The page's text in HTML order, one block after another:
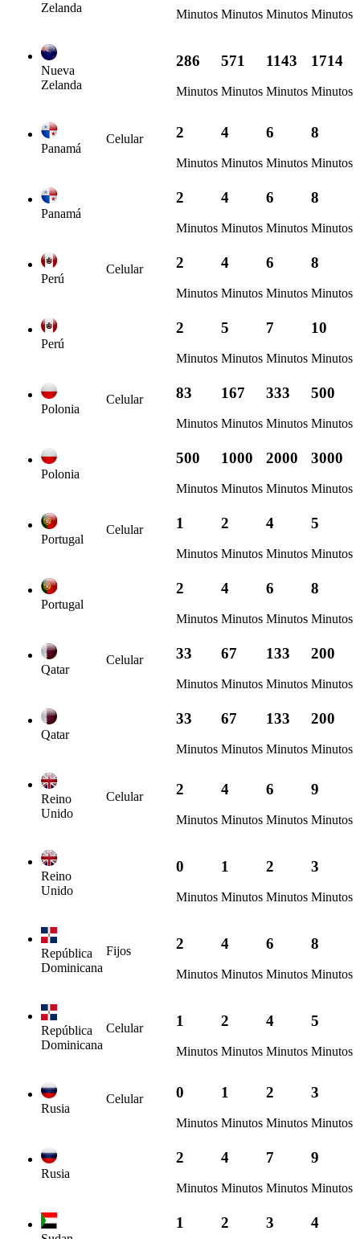
Zelanda
Minutos Minutos Minutos Minutos
Nueva
Zelanda
286
Minutos
571
Minutos
1143
Minutos
1714
Minutos
Panamá
Celular 2
Minutos
4
Minutos
6
Minutos
8
Minutos
Panamá
2
Minutos
4
Minutos
6
Minutos
8
Minutos
Perú
Celular 2
Minutos
4
Minutos
6
Minutos
8
Minutos
Perú
2
Minutos
5
Minutos
7
Minutos
10
Minutos
Polonia
Celular 83
Minutos
167
Minutos
333
Minutos
500
Minutos
Polonia
500
Minutos
1000
Minutos
2000
Minutos
3000
Minutos
Portugal
Celular 1
Minutos
2
Minutos
4
Minutos
5
Minutos
Portugal
2
Minutos
4
Minutos
6
Minutos
8
Minutos
Qatar
Celular 33
Minutos
67
Minutos
133
Minutos
200
Minutos
Qatar
33
Minutos
67
Minutos
133
Minutos
200
Minutos
Reino
Unido
Celular 2
Minutos
4
Minutos
6
Minutos
9
Minutos
Reino
Unido
0
Minutos
1
Minutos
2
Minutos
3
Minutos
República
Dominicana
Fijos 2
Minutos
4
Minutos
6
Minutos
8
Minutos
República
Dominicana
Celular 1
Minutos
2
Minutos
4
Minutos
5
Minutos
Rusia
Celular 0
Minutos
1
Minutos
2
Minutos
3
Minutos
Rusia
2
Minutos
4
Minutos
7
Minutos
9
Minutos
1 2 3 4